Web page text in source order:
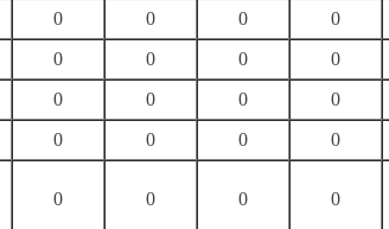
0 0 0 0
0 0 0 0
0 0 0 0
0 0 0 0
0 0 0 0